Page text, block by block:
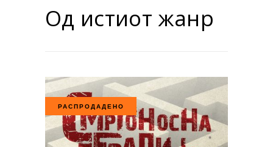
Од истиот жанр
РАСПРОДАДЕНО